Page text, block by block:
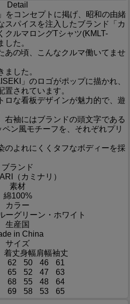
Detail
をコンセプトに掲げ、昭和の由緒
スパイスを注入したブランド「カ
クルマロングTシャツ(KMLT-
た。
あの頃、こんなクルマ働いてませ
した。
」のロゴがポップに描かれ、
されています。
ロな看板デザインが魅力的で、遊
右袖にはブランドの頭文字である
ペン風モチーフを、それぞれプリ
のよれにくくタフなボディーを採
ブランド
（カミナリ）
素材
綿100%
カラー
ーグリーン・ホワイト
生産国
in China
サイズ
着丈身幅肩幅袖丈
62 50 46
61
65 52 47
63
68 55 48
64
69 58 53 65